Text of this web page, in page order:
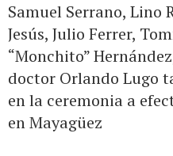
Samuel Serrano, Lino
Jesús, Julio Ferrer,
“Monchito”
doctor Orlando Lugo
en la ceremonia a
en Mayagüez